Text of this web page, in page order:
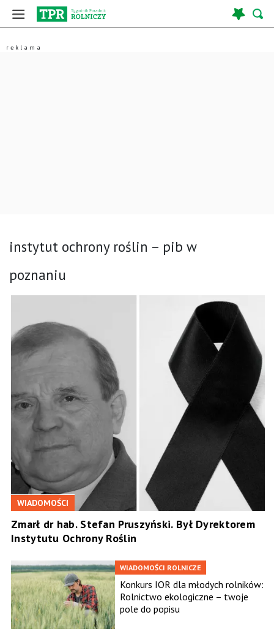
instytut ochrony roślin – pib w
poznaniu
WIADOMOŚCI
Zmarł dr hab. Stefan Pruszyński. Był Dyrektorem
Instytutu Ochrony Roślin
WIADOMOŚCI ROLNICZE
Konkurs IOR dla młodych rolników:
Rolnictwo ekologiczne – twoje
pole do popisu